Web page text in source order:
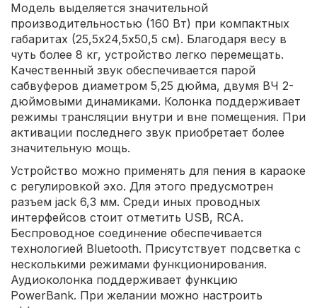
Модель выделяется значительной
производительностью (160 Вт) при компактных
габаритах (25,5х24,5х50,5 см). Благодаря весу в
чуть более 8 кг, устройство легко перемещать.
Качественный звук обеспечивается парой
сабвуферов диаметром 5,25 дюйма, двумя ВЧ 2-
дюймовыми динамиками. Колонка поддерживает
режимы трансляции внутри и вне помещения. При
активации последнего звук приобретает более
значительную мощь.
Устройство можно применять для пения в караоке
с регулировкой эхо. Для этого предусмотрен
разъем jack 6,3 мм. Среди иных проводных
интерфейсов стоит отметить USB, RCA.
Беспроводное соединение обеспечивается
технологией Bluetooth. Присутствует подсветка с
несколькими режимами функционирования.
Аудиоколонка поддерживает функцию
PowerBank. При желании можно настроить